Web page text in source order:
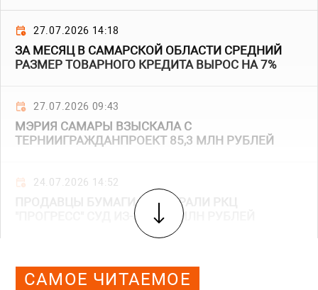
27.07.2026 14:18
ЗА МЕСЯЦ В САМАРСКОЙ ОБЛАСТИ СРЕДНИЙ
РАЗМЕР ТОВАРНОГО КРЕДИТА ВЫРОС НА 7%
27.07.2026 09:43
МЭРИЯ САМАРЫ ВЗЫСКАЛА С
ТЕРНИИГРАЖДАНПРОЕКТ 85,3 МЛН РУБЛЕЙ
24.07.2026 14:52
ПРОДАВЦЫ БУМАГИ ПРОИГРАЛИ РКЦ
"ПРОГРЕСС" СУД ИЗ-ЗА 13,6 МЛН РУБЛЕЙ
САМОЕ ЧИТАЕМОЕ